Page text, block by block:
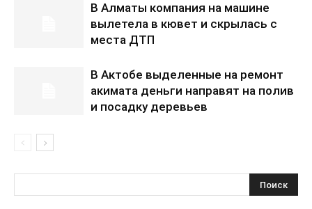
В Алматы компания на машине
вылетела в кювет и скрылась с
места ДТП
В Актобе выделенные на ремонт
акимата деньги направят на полив
и посадку деревьев